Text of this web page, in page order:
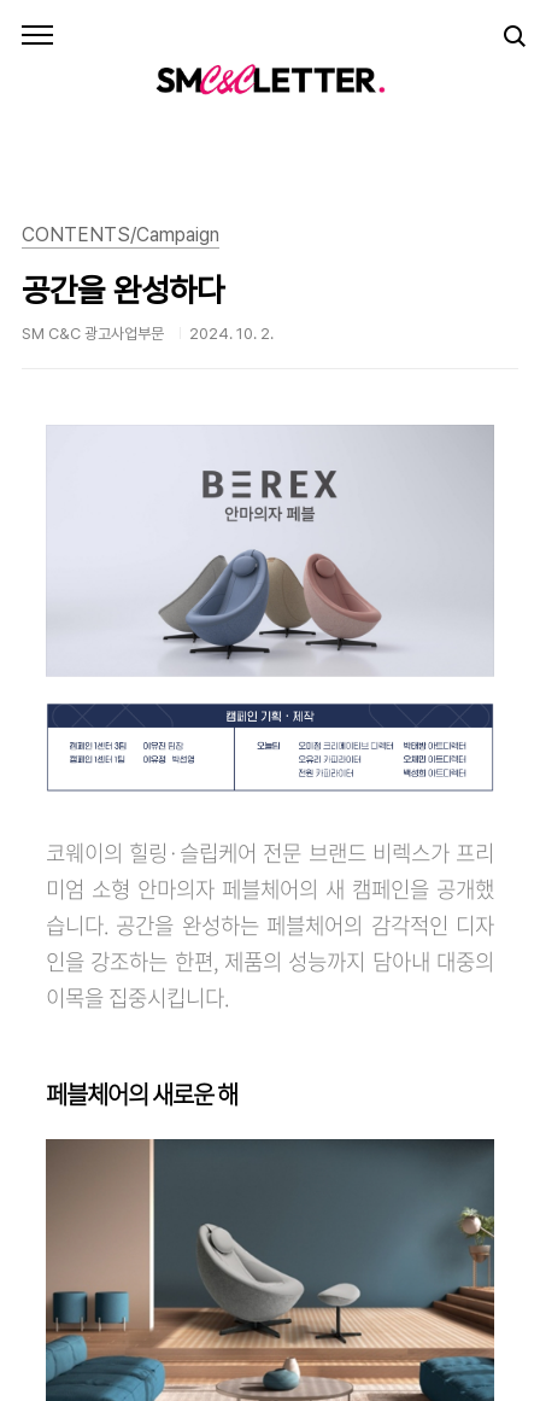
CONTENTS/Campaign
공간을 완성하다
SM C&C 광고사업부문 2024. 10. 2.
코웨이의 힐링·슬립케어 전문 브랜드 비렉스가 프리
미엄 소형 안마의자 페블체어의 새 캠페인을 공개했
습니다. 공간을 완성하는 페블체어의 감각적인 디자
인을 강조하는 한편, 제품의 성능까지 담아내 대중의
이목을 집중시킵니다.
페블체어의 새로운 해